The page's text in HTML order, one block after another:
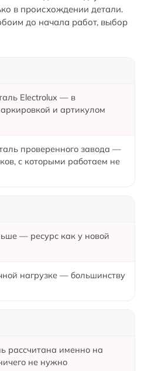
в происхождении детали.
до начала работ, выбор
Electrolux — в
и артикулом
проверенного завода —
с которыми работаем не
— ресурс как у новой
нагрузке — большинству
рассчитана именно на
не нужно